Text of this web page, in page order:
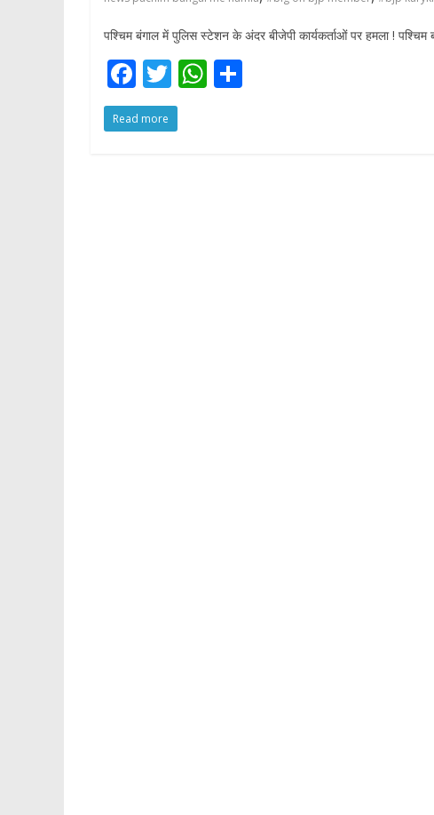
पश्चिम बंगाल में पुलिस स्टेशन के अंदर बीजेपी कार्यकर्ताओं पर हमला ! पश्चिम
F
ac
e
T
w
itt
W
Read more